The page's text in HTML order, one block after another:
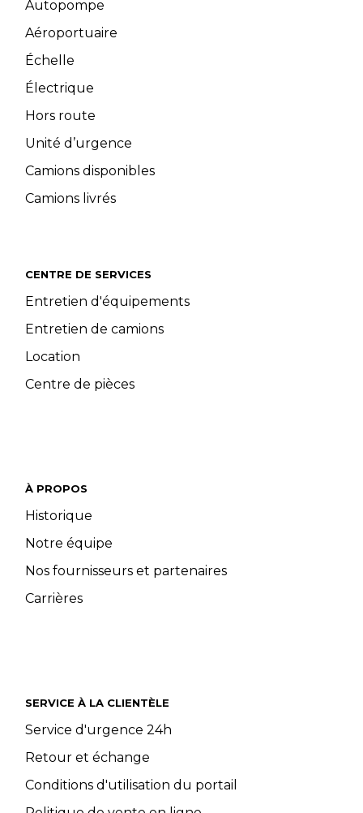
Autopompe
Aéroportuaire
Échelle
Électrique
Hors route
Unité d’urgence
Camions disponibles
Camions livrés
CENTRE DE SERVICES
Entretien d'équipements
Entretien de camions
Location
Centre de pièces
À PROPOS
Historique
Notre équipe
Nos fournisseurs et partenaires
Carrières
SERVICE À LA CLIENTÈLE
Service d'urgence 24h
Retour et échange
Conditions d'utilisation du portail